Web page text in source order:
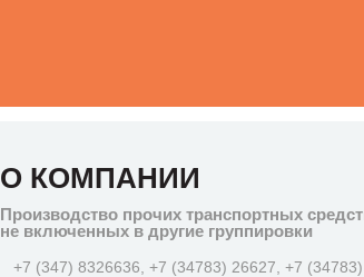
О КОМПАНИИ
Производство прочих транспортных
не включенных в другие группировки
+7 (347) 8326636, +7 (34783) 26627, +7